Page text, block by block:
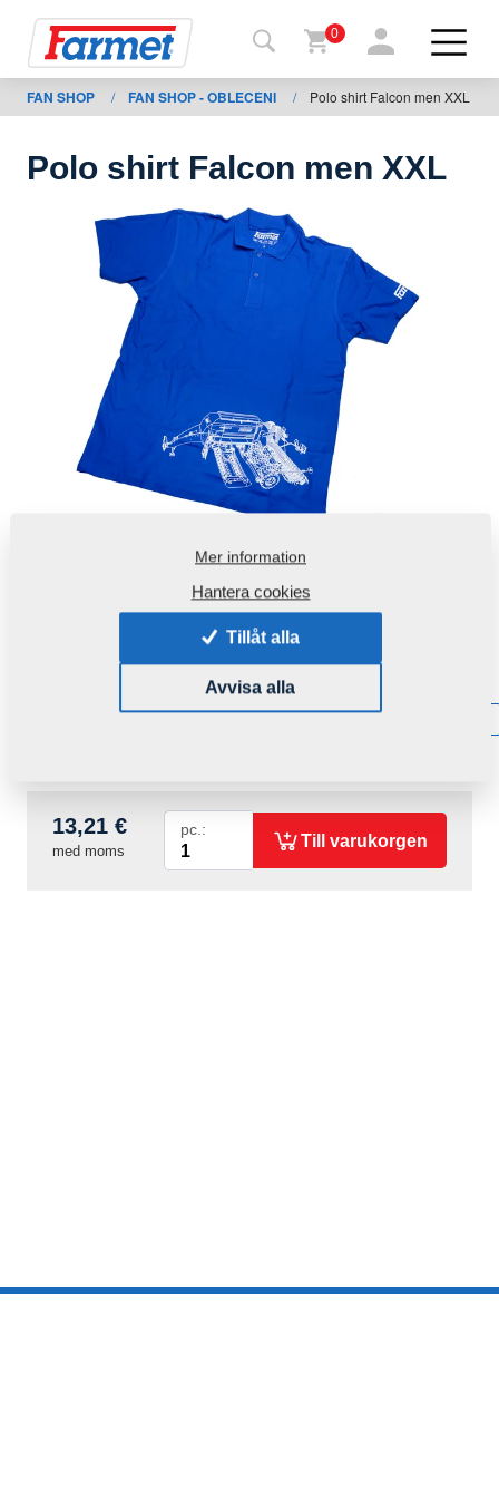
Mina
För
nedladdning
0
FAN SHOP / FAN SHOP - OBLECENI / Polo shirt Falcon men XXL
Polo shirt Falcon men XXL
Produktkod: r00194
Tillgänglighet: Få information om tillgänglighet
13,21 €
med moms
pc.: Till varukorgen
Mer information
Hantera cookies
Tillåt alla
Avvisa alla